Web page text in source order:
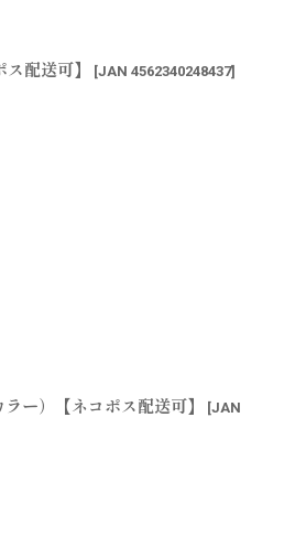
配送可】 [JAN 4562340248437]
ー）【ネコポス配送可】 [JAN